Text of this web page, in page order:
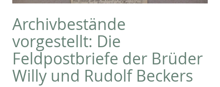
Archivbestände
vorgestellt: Die
Feldpostbriefe der Brüder
Willy und Rudolf Beckers